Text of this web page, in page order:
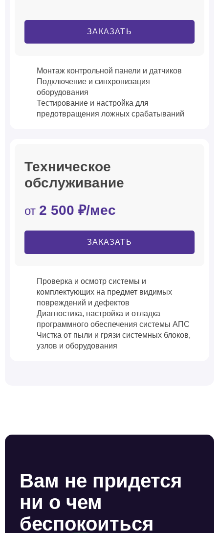
ЗАКАЗАТЬ
Монтаж контрольной панели и датчиков
Подключение и синхронизация
оборудования
Тестирование и настройка для
предотвращения ложных срабатываний
Техническое
обслуживание
от 2 500 ₽/мес
ЗАКАЗАТЬ
Проверка и осмотр системы и
комплектующих на предмет видимых
повреждений и дефектов
Диагностика, настройка и отладка
программного обеспечения системы АПС
Чистка от пыли и грязи системных блоков,
узлов и оборудования
Вам не придется
ни о чем
беспокоиться